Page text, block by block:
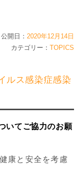
公開日： 2020年12月14日
カテゴリー： TOPICS
ルス感染症感染
いてご協力のお願
康と安全を考慮